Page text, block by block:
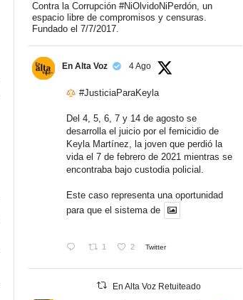
Contra la Corrupción #NiOlvidoNiPerdón, un
espacio libre de compromisos y censuras.
Fundado el 7/7/2017.
En Alta Voz 4 Ago
#JusticiaParaKeyla
Del 4, 5, 6, 7 y 14 de agosto se
desarrolla el juicio por el femicidio de
Keyla Martínez, la joven que perdió la
vida el 7 de febrero de 2021 mientras se
encontraba bajo custodia policial.
Este caso representa una oportunidad
para que el sistema de
1 2 Twitter
En Alta Voz Retuiteado